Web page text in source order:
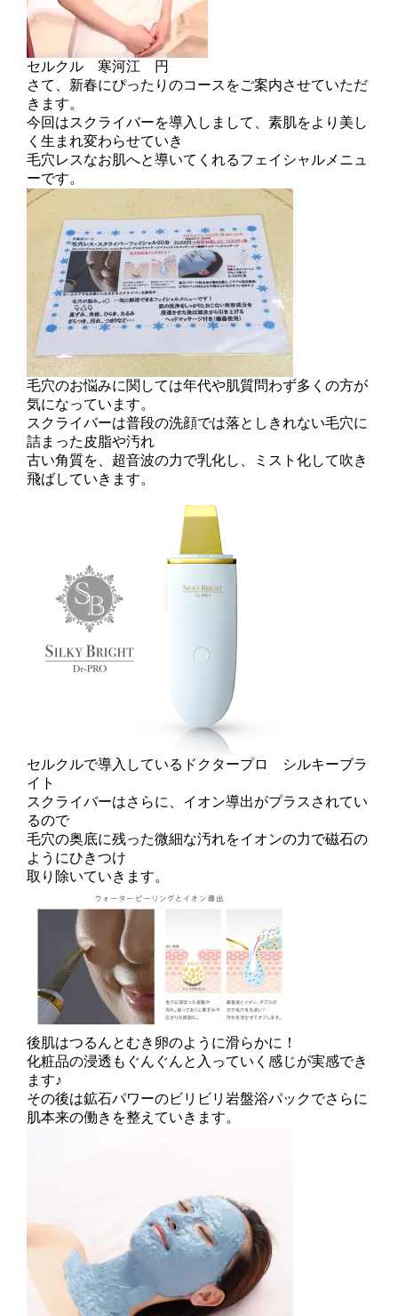
セルクル 寒河江 円
さて、新春にぴったりのコースをご案内させていただ
きます。
今回はスクライバーを導入しまして、素肌をより美し
く生まれ変わらせていき
毛穴レスなお肌へと導いてくれるフェイシャルメニュ
ーです。
毛穴のお悩みに関しては年代や肌質問わず多くの方が
気になっています。
スクライバーは普段の洗顔では落としきれない毛穴に
詰まった皮脂や汚れ
古い角質を、超音波の力で乳化し、ミスト化して吹き
飛ばしていきます。
セルクルで導入しているドクタープロ シルキーブラ
イト
スクライバーはさらに、イオン導出がプラスされてい
るので
毛穴の奥底に残った微細な汚れをイオンの力で磁石の
ようにひきつけ
取り除いていきます。
後肌はつるんとむき卵のように滑らかに！
化粧品の浸透もぐんぐんと入っていく感じが実感でき
ます♪
その後は鉱石パワーのビリビリ岩盤浴パックでさらに
肌本来の働きを整えていきます。